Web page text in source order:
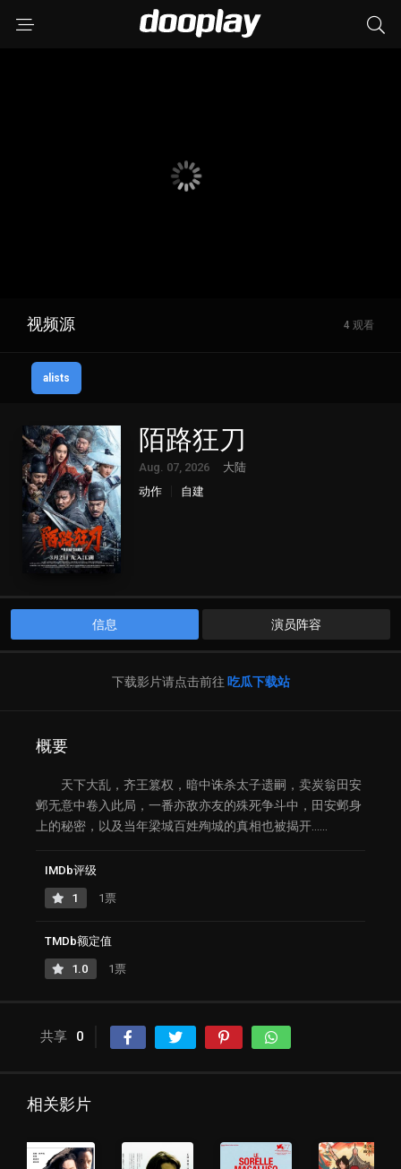
视频源 4 观看
alists
陌路狂刀
Aug. 07, 2026
大陆
动作
自建
信息 演员阵容
下载影片请点击前往 吃瓜下载站
概要
天下大乱，齐王篡权，暗中诛杀太子遗嗣，卖炭翁田安
邺无意中卷入此局，一番亦敌亦友的殊死争斗中，田安邺身
上的秘密，以及当年梁城百姓殉城的真相也被揭开……
IMDb评级
1 1票
TMDb额定值
1.0 1票
共享 0
相关影片